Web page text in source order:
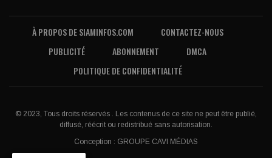
À PROPOS DE SIAMINFOS.COM
CONTACTEZ-NOUS
PUBLICITÉ
ABONNEMENT
DMCA
POLITIQUE DE CONFIDENTIALITÉ
© 2023, Tous droits réservés . Les contenus de ce site ne peut être publié,
diffusé, réécrit ou redistribué sans autorisation.
Conception : GROUPE CAVI MÉDIAS